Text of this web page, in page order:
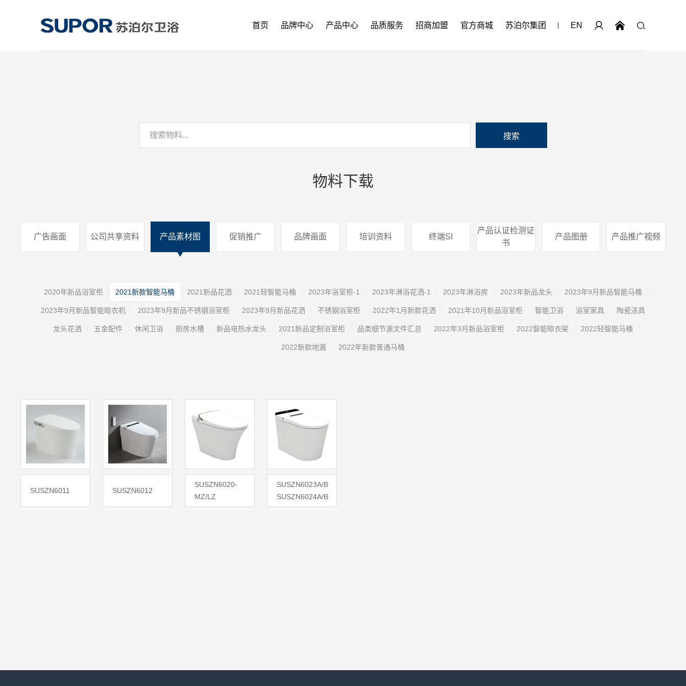
首页 品牌中心 产品中心 品质服务 招商加盟 官方商城 苏泊尔集团 EN
搜索
物料下载
广告画面 公司共享资料 产品素材图 促销推广 品牌画面 培训资料 终端SI
产品认证检测证
书
产品图册 产品推广视频
2020年新品浴室柜 2021新款智能马桶 2021新品花洒 2021轻智能马桶 2023年浴室柜-1 2023年淋浴花洒-1 2023年淋浴房 2023年新品龙头 2023年9月新品智能马桶
2023年9月新品智能晾衣机 2023年9月新品不锈钢浴室柜 2023年9月新品花洒 不锈钢浴室柜 2022年1月新款花洒 2021年10月新品浴室柜 智能卫浴 浴室家具 陶瓷洁具
龙头花洒 五金配件 休闲卫浴 厨房水槽 新品电热水龙头 2021新品定制浴室柜 品类细节源文件汇总 2022年3月新品浴室柜 2022智能晾衣架 2022轻智能马桶
2022新款地漏 2022年新款普通马桶
SUSZN6011 SUSZN6012
SUSZN6020-
MZ/LZ
SUSZN6023A/B
SUSZN6024A/B